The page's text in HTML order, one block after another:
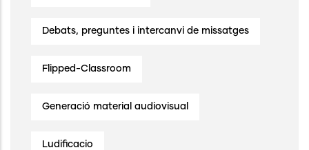
Debats, preguntes i intercanvi de missatges
Flipped-Classroom
Generació material audiovisual
Ludificacio